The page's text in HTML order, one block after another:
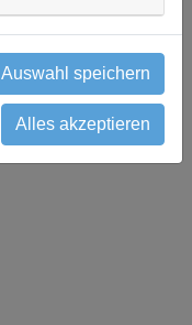
Auswahl speichern
Alles akzeptieren